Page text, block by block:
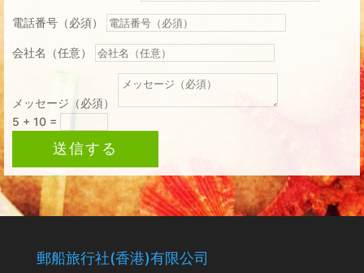
電話番号（必須）
会社名（任意）
メッセージ（必須）
5 + 10 =
送信する
郵船旅行社(香港)有限公司